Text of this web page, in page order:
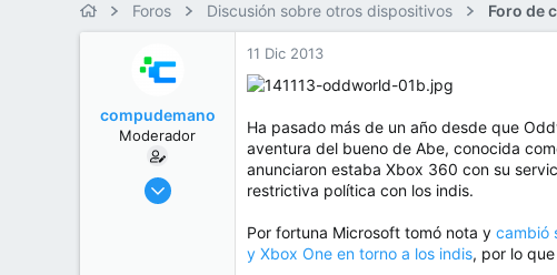
r
h
Foros Discusión sobre otros dispositivos Foro de
compudemano
Moderador
26 Jul 2013
11 Dic 2013
Ha pasado más de un año desde que
aventura del bueno de Abe, conocida
anunciaron estaba Xbox 360 con su
restrictiva política con los indis.
Por fortuna Microsoft tomó nota y cambió
y Xbox One en torno a los indis, por lo